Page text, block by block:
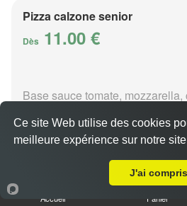
Pizza calzone senior
Dès 11.00 €
Base sauce tomate,
Pizza 4 fromages senior
Accueil Panier
Ce site Web utilise des cookies
meilleure expérience sur notre
J'ai compris